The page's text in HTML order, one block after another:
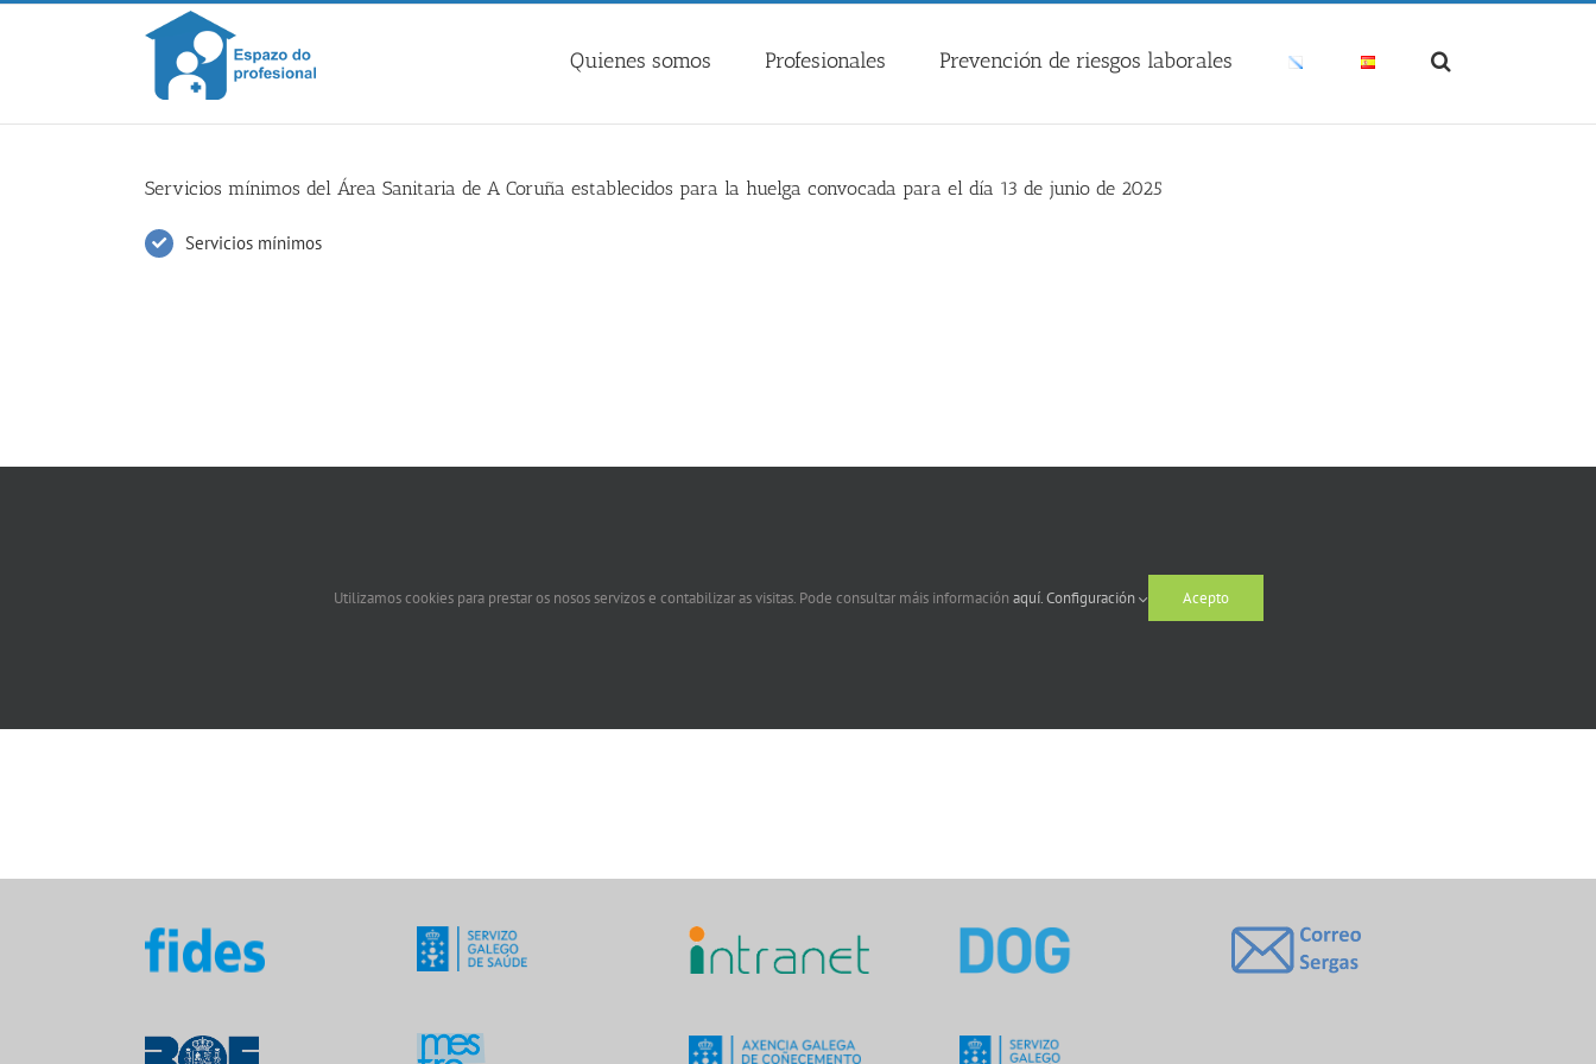
Skip
Quienes somos Profesionales Prevención de riesgos laborales
Servicios mínimos del Área Sanitaria de A Coruña establecidos para la huelga convocada para el día 13 de junio de 2025
Servicios mínimos
Utilizamos cookies para prestar os nosos servizos e contabilizar as visitas. Pode consultar máis información aquí.Configuración Acepto